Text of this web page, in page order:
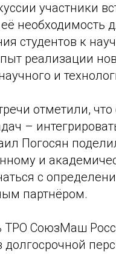
участники
необходимость
студентов к
реализации
и
отметили,
–
Погосян
и
с
партнёром.
ТРО СоюзМаш
долгосрочной